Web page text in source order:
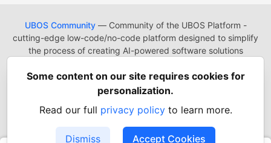
UBOS Community— Community of the UBOS Platform -
cutting-edge low-code/no-code platform designed to simplify
the process of creating AI-powered software solutions
Contact
Code of Conduct
Guides-UA
Templates-ua
Built onForem— the open sourcesoftware that powers
and other inclusive communities.
Made with love andRuby on Rails. UBOS Community
Some content on our site requires cookies for
personalization.
Read our full privacy policyto learn more.
Dismiss Accept Cookies